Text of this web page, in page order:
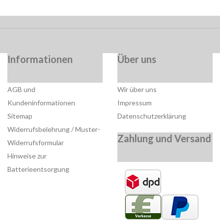
Informationen
AGB und
Kundeninformationen
Sitemap
Widerrufsbelehrung / Muster-
Widerrufsformular
Hinweise zur
Batterieentsorgung
Über uns
Wir über uns
Impressum
Datenschutzerklärung
Zahlung und Versand